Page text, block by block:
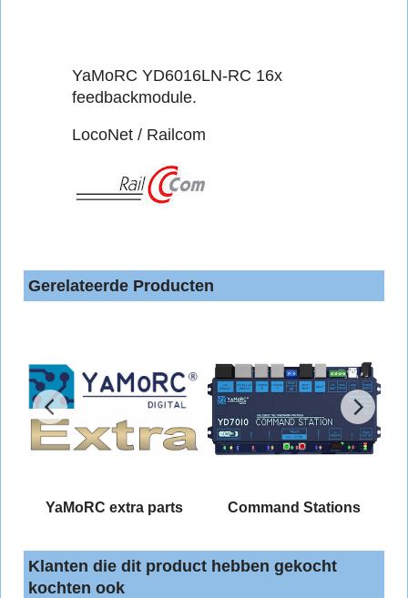
YaMoRC YD6016LN-RC 16x
feedbackmodule.
LocoNet / Railcom
Gerelateerde Producten
YaMoRC extra parts Command Stations
Klanten die dit product hebben gekocht
kochten ook